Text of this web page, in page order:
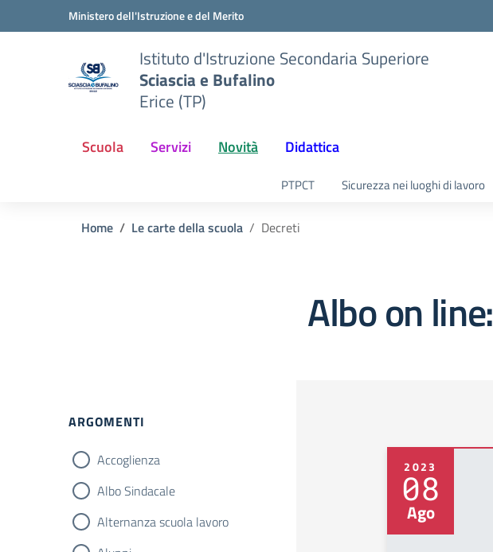
Vai ai contenuti
Vai al menu di navigazioneMinistero dell'Istruzione e del Merito
Istituto d'Istruzione Secondaria Superiore
Sciascia e Bufalino
Erice (TP)
Scuola Servizi Novità Didattica
PTPCT Sicurezza nei luoghi di lavoro
Home Le carte della scuola Decreti
Albo on line:
Filtri
ARGOMENTI
Accoglienza
Albo Sindacale
Alternanza scuola lavoro
2023
08
Ago